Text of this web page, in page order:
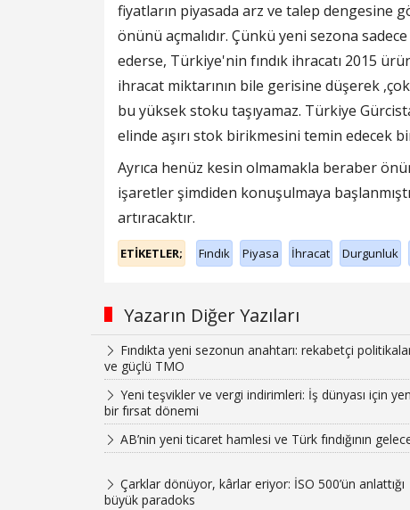
fiyatların piyasada arz ve talep dengesine
önünü açmalıdır. Çünkü yeni sezona
ederse, Türkiye'nin fındık ihracatı 2015
ihracat miktarının bile gerisine düşerek
bu yüksek stoku taşıyamaz. Türkiye
elinde aşırı stok birikmesini temin edecek
Ayrıca henüz kesin olmamakla beraber
işaretler şimdiden konuşulmaya
artıracaktır.
ETİKETLER; Fındık Piyasa İhracat Durgunluk
Yazarın Diğer Yazıları
Fındıkta yeni sezonun anahtarı: rekabetçi
ve güçlü TMO
Yeni teşvikler ve vergi indirimleri: İş dünyası için
bir fırsat dönemi
AB’nin yeni ticaret hamlesi ve Türk fındığının
Çarklar dönüyor, kârlar eriyor: İSO 500’ün anlattığı
büyük paradoks